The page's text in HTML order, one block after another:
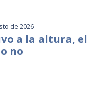
de 2026
a la altura, el
no